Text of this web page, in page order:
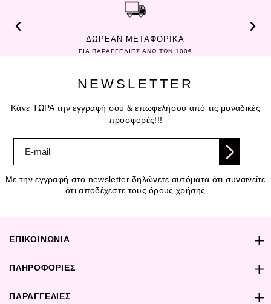
ΔΩΡΕΑΝ ΜΕΤΑΦΟΡΙΚΑ
ΓΙΑ ΠΑΡΑΓΓΕΛΙΕΣ ΑΝΩ ΤΩΝ 100€
NEWSLETTER
Κάνε ΤΩΡΑ την εγγραφή σου & επωφελήσου από τις μοναδικές
προσφορές!!!
Με την εγγραφή στο newsletter δηλώνετε αυτόματα ότι συναινείτε
ότι αποδέχεστε τους όρους χρήσης
ΕΠΙΚΟΙΝΩΝΙΑ
ΠΛΗΡΟΦΟΡΙΕΣ
ΠΑΡΑΓΓΕΛΙΕΣ